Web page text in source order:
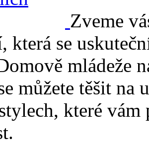
Zveme
která se
mládeže
můžete těšit
které